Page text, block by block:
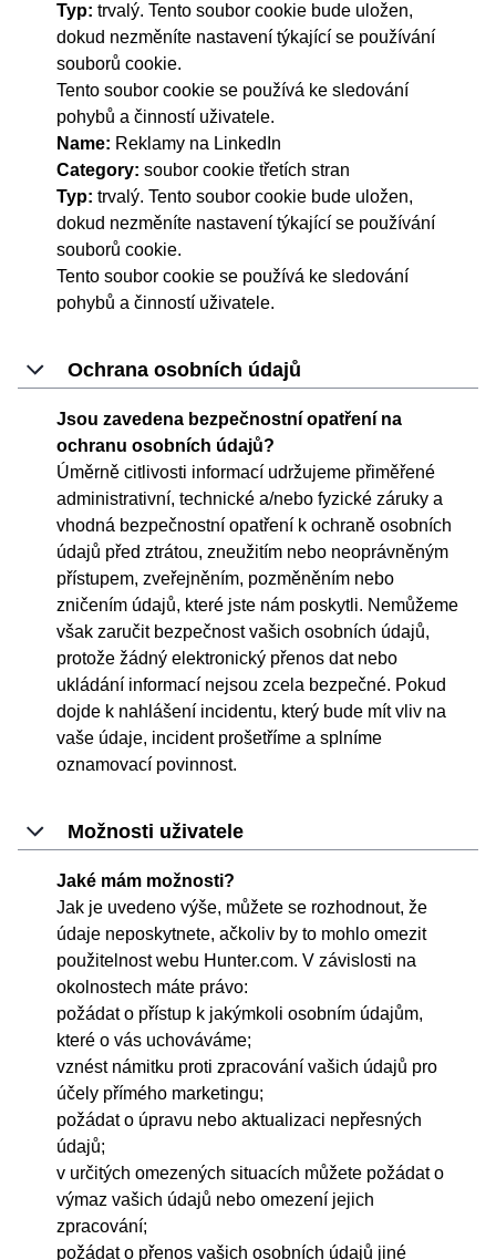
Typ: trvalý. Tento soubor cookie bude uložen,
dokud nezměníte nastavení týkající se používání
souborů cookie.
Tento soubor cookie se používá ke sledování
pohybů a činností uživatele.
Name: Reklamy na LinkedIn
Category: soubor cookie třetích stran
Typ: trvalý. Tento soubor cookie bude uložen,
dokud nezměníte nastavení týkající se používání
souborů cookie.
Tento soubor cookie se používá ke sledování
pohybů a činností uživatele.
Ochrana osobních údajů
Jsou zavedena bezpečnostní opatření na
ochranu osobních údajů?
Úměrně citlivosti informací udržujeme přiměřené
administrativní, technické a/nebo fyzické záruky a
vhodná bezpečnostní opatření k ochraně osobních
údajů před ztrátou, zneužitím nebo neoprávněným
přístupem, zveřejněním, pozměněním nebo
zničením údajů, které jste nám poskytli. Nemůžeme
však zaručit bezpečnost vašich osobních údajů,
protože žádný elektronický přenos dat nebo
ukládání informací nejsou zcela bezpečné. Pokud
dojde k nahlášení incidentu, který bude mít vliv na
vaše údaje, incident prošetříme a splníme
oznamovací povinnost.
Možnosti uživatele
Jaké mám možnosti?
Jak je uvedeno výše, můžete se rozhodnout, že
údaje neposkytnete, ačkoliv by to mohlo omezit
použitelnost webu Hunter.com. V závislosti na
okolnostech máte právo:
požádat o přístup k jakýmkoli osobním údajům,
které o vás uchováváme;
vznést námitku proti zpracování vašich údajů pro
účely přímého marketingu;
požádat o úpravu nebo aktualizaci nepřesných
údajů;
v určitých omezených situacích můžete požádat o
výmaz vašich údajů nebo omezení jejich
zpracování;
požádat o přenos vašich osobních údajů jiné